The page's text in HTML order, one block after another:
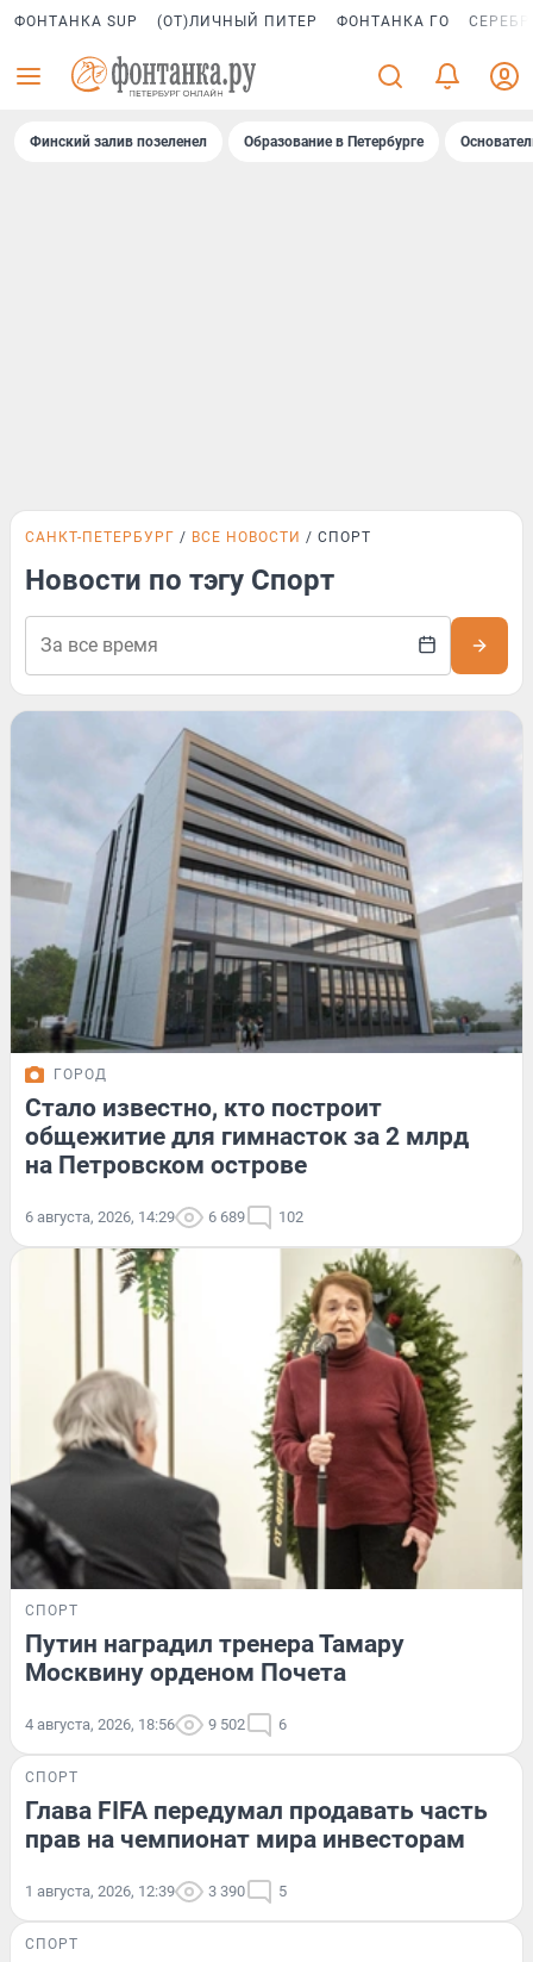
ФОНТАНКА SUP (ОТ)ЛИЧНЫЙ ПИТЕР ФОНТАНКА ГО
Финский залив позеленел Образование в Петербурге
САНКТ-ПЕТЕРБУРГ ВСЕ НОВОСТИ СПОРТ
Новости по тэгу Спорт
ГОРОД
Стало известно, кто построит
общежитие для гимнасток за 2 млрд
на Петровском острове
6 августа, 2026, 14:29 6 689 102
СПОРТ
Путин наградил тренера Тамару
Москвину орденом Почета
4 августа, 2026, 18:56 9 502 6
СПОРТ
Глава FIFA передумал продавать часть
прав на чемпионат мира инвесторам
1 августа, 2026, 12:39 3 390 5
СПОРТ